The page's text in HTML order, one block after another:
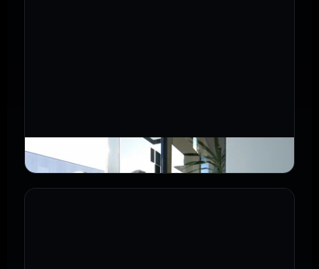
›Einblick Ausbildertraining